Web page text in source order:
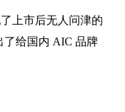
上市后无人问津的
给国内 AIC 品牌